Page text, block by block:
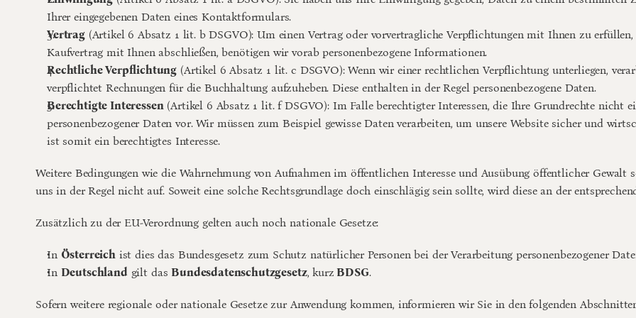
Ihrer eingegebenen Daten eines Kontaktformulars.
Vertrag (Artikel 6 Absatz 1 lit. b DSGVO): Um einen Vertrag oder vorvertragliche Verpflichtungen mit Ihnen zu
Kaufvertrag mit Ihnen abschließen, benötigen wir vorab personenbezogene Informationen.
Rechtliche Verpflichtung (Artikel 6 Absatz 1 lit. c DSGVO): Wenn wir einer rechtlichen Verpflichtung unterliegen,
verpflichtet Rechnungen für die Buchhaltung aufzuheben. Diese enthalten in der Regel personenbezogene Daten.
Berechtigte Interessen (Artikel 6 Absatz 1 lit. f DSGVO): Im Falle berechtigter Interessen, die Ihre Grundrechte nicht
personenbezogener Daten vor. Wir müssen zum Beispiel gewisse Daten verarbeiten, um unsere Website sicher und
ist somit ein berechtigtes Interesse.
Weitere Bedingungen wie die Wahrnehmung von Aufnahmen im öffentlichen Interesse und Ausübung öffentlicher Gewalt
uns in der Regel nicht auf. Soweit eine solche Rechtsgrundlage doch einschlägig sein sollte, wird diese an der
Zusätzlich zu der EU-Verordnung gelten auch noch nationale Gesetze:
In Österreich ist dies das Bundesgesetz zum Schutz natürlicher Personen bei der Verarbeitung personenbezogener
In Deutschland gilt das Bundesdatenschutzgesetz, kurz BDSG.
Sofern weitere regionale oder nationale Gesetze zur Anwendung kommen, informieren wir Sie in den folgenden